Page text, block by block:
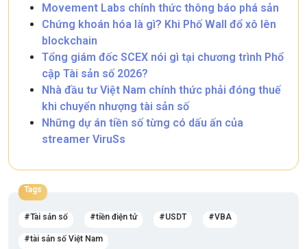
Movement Labs chính thức thông báo phá sản
Chứng khoán hóa là gì? Khi Phố Wall đổ xô lên
blockchain
Tổng giám đốc SCEX nói gì tại chương trình Phổ
cập Tài sản số 2026?
Nhà đầu tư Việt Nam chính thức phải đóng thuế
khi chuyển nhượng tài sản số
Những dự án tiền số từng có dấu ấn của
streamer ViruSs
Tags
Tài sản số tiền điện tử USDT VBA
tài sản số Việt Nam